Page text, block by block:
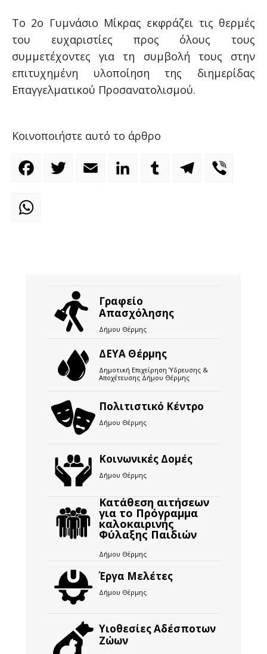
Το 2ο Γυμνάσιο Μίκρας εκφράζει τις θερμές
του ευχαριστίες προς όλους τους
συμμετέχοντες για τη συμβολή τους στην
επιτυχημένη υλοποίηση της διημερίδας
Επαγγελματικού Προσανατολισμού.
Κοινοποιήστε αυτό το άρθρο
FacebookTwitter Email LinkedIn Tumblr Telegram
Γραφείο
Απασχόλησης
Δήμου Θέρμης
ΔΕΥΑ Θέρμης
Δημοτική Επιχείρηση Ύδρευσης &
Αποχέτευσης Δήμου Θέρμης
Πολιτιστικό Κέντρο
Δήμου Θέρμης
Κοινωνικές Δομές
Δήμου Θέρμης
Κατάθεση αιτήσεων
για το Πρόγραμμα
καλοκαιρινής
Φύλαξης Παιδιών
Δήμου Θέρμης
Έργα Μελέτες
Δήμου Θέρμης
Υιοθεσίες Αδέσποτων
Ζώων